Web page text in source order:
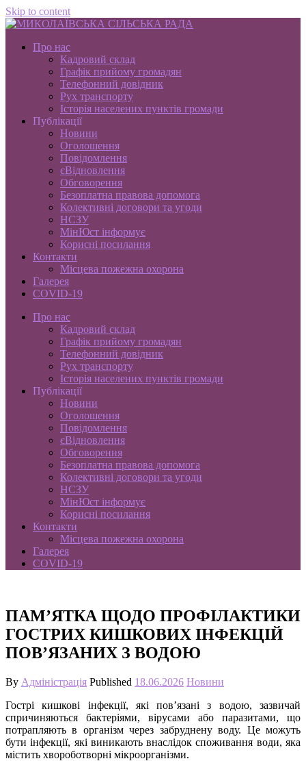
Skip to content
Про нас
Кадровий склад
Графік прийому громадян
Телефонний довідник
Рух транспорту
Історія населених пунктів громади
Публікації
Новини
Оголошення
Повідомлення
єВідновлення
Обговорення
Безоплатна правова допомога
Колективні договори та угоди
НСЗУ
МінЮст інформує
Корисні посилання
Контакти
Місцева пожежна охорона
Галерея
COVID-19
Про нас
Кадровий склад
Графік прийому громадян
Телефонний довідник
Рух транспорту
Історія населених пунктів громади
Публікації
Новини
Оголошення
Повідомлення
єВідновлення
Обговорення
Безоплатна правова допомога
Колективні договори та угоди
НСЗУ
МінЮст інформує
Корисні посилання
Контакти
Місцева пожежна охорона
Галерея
COVID-19
ПАМ’ЯТКА ЩОДО ПРОФІЛАКТИКИ
ГОСТРИХ КИШКОВИХ ІНФЕКЦІЙ
ПОВ’ЯЗАНИХ З ВОДОЮ
By Адміністрація Published 18.06.2026 Новини
Гострі кишкові інфекції, які пов’язані з водою, зазвичай
спричиняються бактеріями, вірусами або паразитами, що
потрапляють в організм через забруднену воду. Це можуть
бути інфекції, які виникають внаслідок споживання води, яка
містить хвороботворні мікроорганізми.